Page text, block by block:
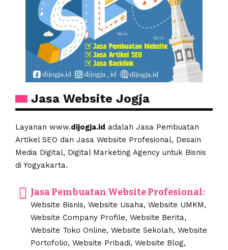
Jasa Website Jogja
Layanan www.dijogja.id adalah Jasa Pembuatan
Artikel SEO dan Jasa Website Profesional, Desain
Media Digital, Digital Marketing Agency untuk Bisnis
di Yogyakarta.
Jasa Pembuatan Website Profesional:
Website Bisnis, Website Usaha, Website UMKM,
Website Company Profile, Website Berita,
Website Toko Online, Website Sekolah, Website
Portofolio, Website Pribadi, Website Blog,